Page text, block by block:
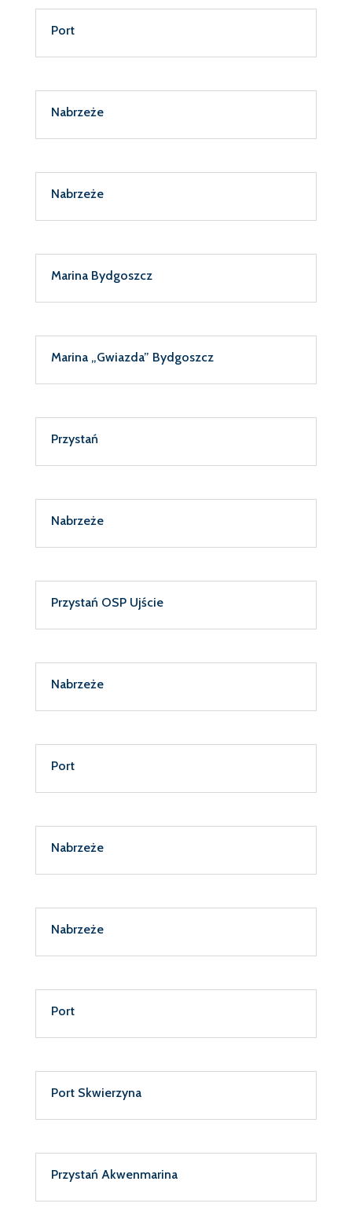
Port
Nabrzeże
Nabrzeże
Marina Bydgoszcz
Marina „Gwiazda” Bydgoszcz
Przystań
Nabrzeże
Przystań OSP Ujście
Nabrzeże
Port
Nabrzeże
Nabrzeże
Port
Port Skwierzyna
Przystań Akwenmarina